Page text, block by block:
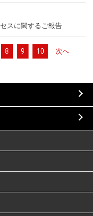
スに関するご報告
8 9 10 次へ